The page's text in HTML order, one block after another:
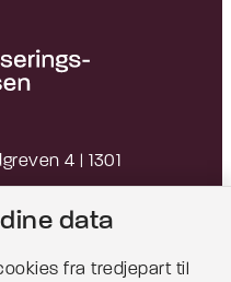
4 | 1301
data
fra tredjepart til